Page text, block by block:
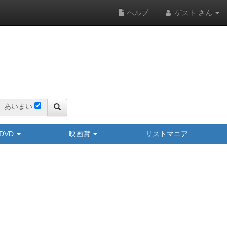
ヘルプ ゲスト さん
あいまい
映画賞 リストマニア